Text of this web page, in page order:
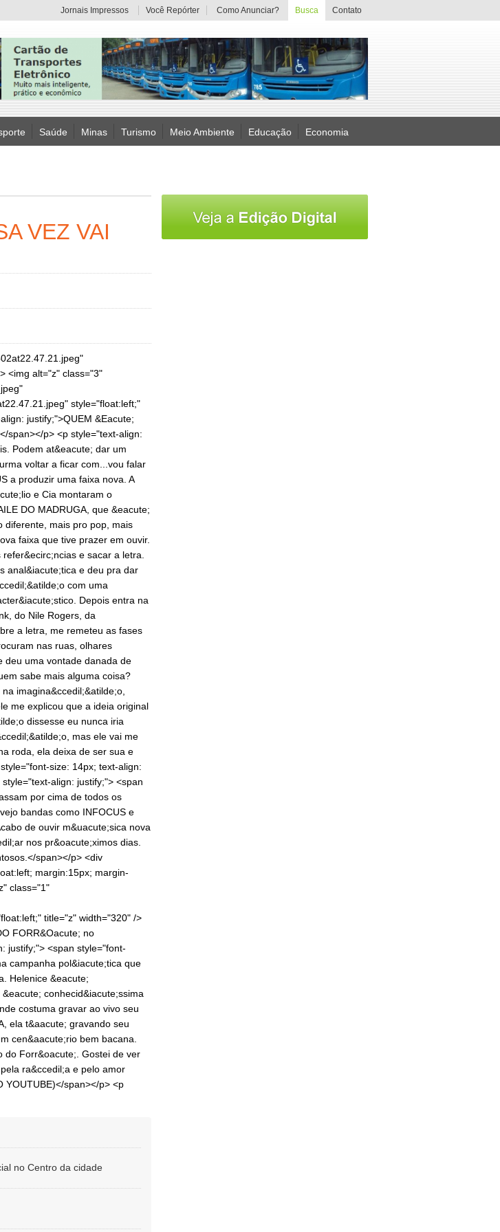
Jornais Impressos Você Repórter Como Anunciar? Busca Contato
Saúde Minas Turismo Meio Ambiente Educação Economia
VEZ VAI
<img alt="z" class="3"
style="float:left;"
justify;">QUEM &Eacute;
span></p> <p style="text-align:
Podem at&eacute; dar um
voltar a ficar com...vou falar
a produzir uma faixa nova. A
e Cia montaram o
DO MADRUGA, que &eacute;
diferente, mais pro pop, mais
faixa que tive prazer em ouvir.
e sacar a letra.
anal&iacute;tica e deu pra dar
com uma
Depois entra na
do Nile Rogers, da
a letra, me remeteu as fases
nas ruas, olhares
deu uma vontade danada de
sabe mais alguma coisa?
imagina&ccedil;&atilde;o,
me explicou que a ideia original
dissesse eu nunca iria
mas ele vai me
roda, ela deixa de ser sua e
size: 14px; text-align:
align: justify;"> <span
por cima de todos os
bandas como INFOCUS e
de ouvir m&uacute;sica nova
nos pr&oacute;ximos dias.
span></p> <div
margin:15px; margin-
class="1"
title="z" width="320" />
FORR&Oacute; no
justify;"> <span style="font-
campanha pol&iacute;tica que
Helenice &eacute;
conhecid&iacute;ssima
costuma gravar ao vivo seu
ela t&aacute; gravando seu
cen&aacute;rio bem bacana.
do Forr&oacute;. Gostei de ver
ra&ccedil;a e pelo amor
YOUTUBE)</span></p> <p
no Centro da cidade